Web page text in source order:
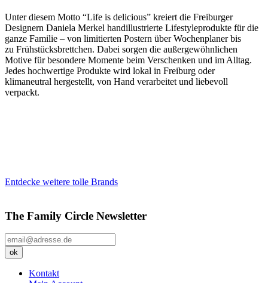
Unter diesem Motto “Life is delicious” kreiert die Freiburger
Designern Daniela Merkel handillustrierte Lifestyleprodukte für die
ganze Familie – von limitierten Postern über Wochenplaner bis
zu Frühstücksbrettchen. Dabei sorgen die außergewöhnlichen
Motive für besondere Momente beim Verschenken und im Alltag.
Jedes hochwertige Produkte wird lokal in Freiburg oder
klimaneutral hergestellt, von Hand verarbeitet und liebevoll
verpackt.
Entdecke weitere tolle Brands
The Family Circle Newsletter
Kontakt